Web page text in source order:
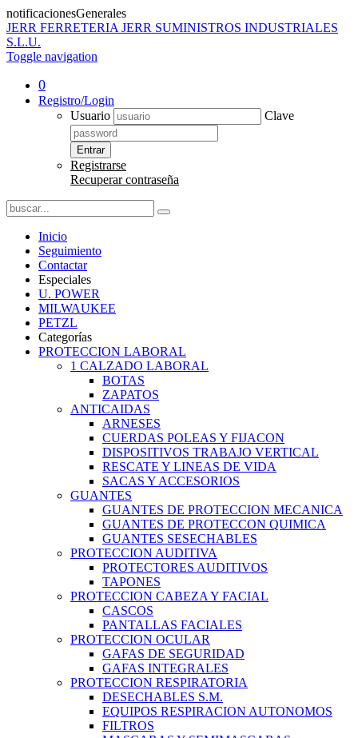
notificacionesGenerales
JERR FERRETERIA JERR SUMINISTROS INDUSTRIALES
S.L.U.
Toggle navigation
0
Registro/Login
Usuario
Clave
Entrar
Registrarse
Recuperar contraseña
Inicio
Seguimiento
Contactar
Especiales
U. POWER
MILWAUKEE
PETZL
Categorías
PROTECCION LABORAL
1 CALZADO LABORAL
BOTAS
ZAPATOS
ANTICAIDAS
ARNESES
CUERDAS POLEAS Y FIJACON
DISPOSITIVOS TRABAJO VERTICAL
RESCATE Y LINEAS DE VIDA
SACAS Y ACCESORIOS
GUANTES
GUANTES DE PROTECCION MECANICA
GUANTES DE PROTECCON QUIMICA
GUANTES SESECHABLES
PROTECCION AUDITIVA
PROTECTORES AUDITIVOS
TAPONES
PROTECCION CABEZA Y FACIAL
CASCOS
PANTALLAS FACIALES
PROTECCION OCULAR
GAFAS DE SEGURIDAD
GAFAS INTEGRALES
PROTECCION RESPIRATORIA
DESECHABLES S.M.
EQUIPOS RESPIRACION AUTONOMOS
FILTROS